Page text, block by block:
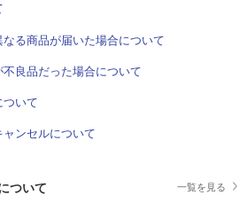
る商品が届いた場合について
不良品だった場合について
ついて
ンセルについて
ついて 一覧を見る